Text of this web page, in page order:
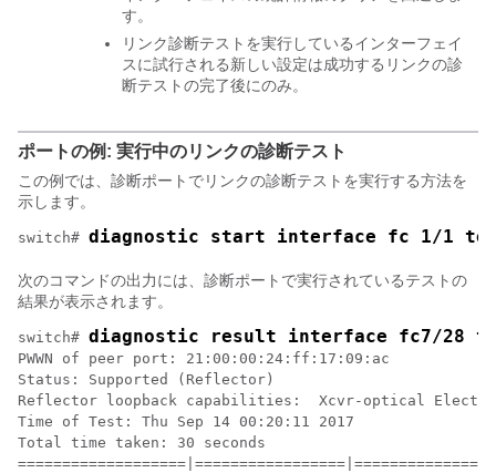
す。
リンク診断テストを実行しているインターフェイ
スに試行される新しい設定は成功するリンクの診
断テストの完了後にのみ。
ポートの例: 実行中のリンクの診断テスト
この例では、診断ポートでリンクの診断テストを実行する方法を
示します。
switch# diagnostic start interface fc 1/1
次のコマンドの出力には、診断ポートで実行されているテストの
結果が表示されます。
switch# diagnostic result interface fc7/28
PWWN of peer port: 21:00:00:24:ff:17:09:ac
Status: Supported (Reflector)
Reflector loopback capabilities:  Xcvr-optical
Time of Test: Thu Sep 14 00:20:11 2017
Total time taken: 30 seconds